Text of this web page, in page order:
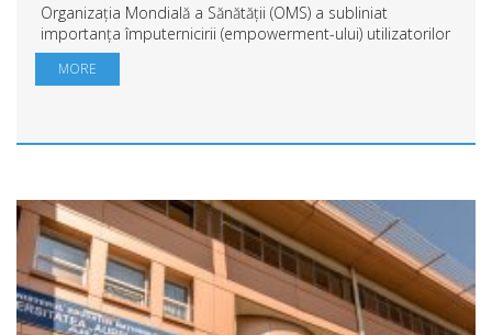
Organizația Mondială a Sănătății (OMS) a subliniat
importanța împuternicirii (empowerment-ului) utilizatorilor
și îngrijitorilor ca element de bază al promovării sănătății
și o identifică ca o priorit...
MORE